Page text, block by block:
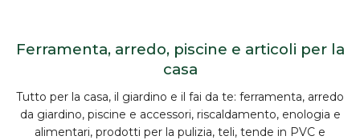
Ferramenta, arredo, piscine e articoli per la
casa
Tutto per la casa, il giardino e il fai da te: ferramenta, arredo
da giardino, piscine e accessori, riscaldamento, enologia e
alimentari, prodotti per la pulizia, teli, tende in PVC e